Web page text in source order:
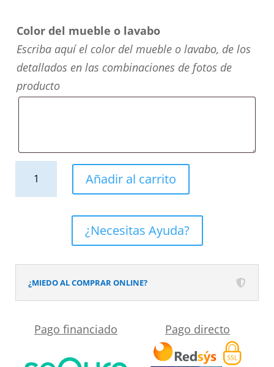
Color del mueble o lavabo
Escriba aquí el color del mueble o lavabo, de los
detallados en las combinaciones de fotos de
producto
2
cajones
/
puerta
Añadir al carrito
¿Necesitas Ayuda?
¿MIEDO AL COMPRAR ONLINE?
Pago financiado Pago directo